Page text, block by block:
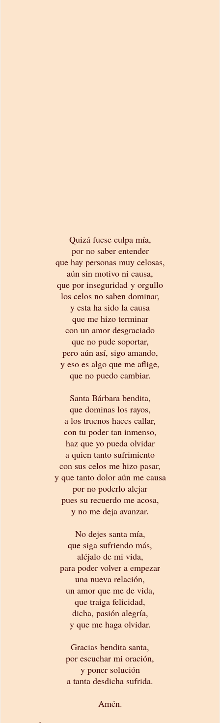
Quizá fuese culpa mía,
por no saber entender
que hay personas muy celosas,
aún sin motivo ni causa,
que por inseguridad y orgullo
los celos no saben dominar,
y esta ha sido la causa
que me hizo terminar
con un amor desgraciado
que no pude soportar,
pero aún así, sigo amando,
y eso es algo que me aflige,
que no puedo cambiar.
Santa Bárbara bendita,
que dominas los rayos,
a los truenos haces callar,
con tu poder tan inmenso,
haz que yo pueda olvidar
a quien tanto sufrimiento
con sus celos me hizo pasar,
y que tanto dolor aún me causa
por no poderlo alejar
pues su recuerdo me acosa,
y no me deja avanzar.
No dejes santa mía,
que siga sufriendo más,
aléjalo de mi vida,
para poder volver a empezar
una nueva relación,
un amor que me de vida,
que traiga felicidad,
dicha, pasión alegría,
y que me haga olvidar.
Gracias bendita santa,
por escuchar mi oración,
y poner solución
a tanta desdicha sufrida.
Amén.